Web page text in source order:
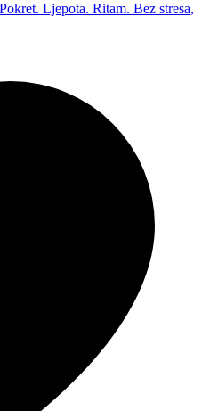
Ljepota. Ritam. Bez stresa,